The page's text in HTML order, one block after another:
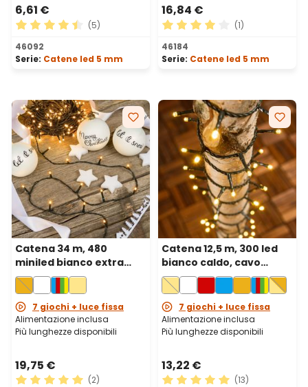
6,61 €
Valutazione media di 4.6 su 5 stelle
(5)
46092
Serie: Catene led 5 mm
16,84 €
Valutazione media di 4 su
(1)
46184
Serie: Catene led 5 mm
Catena 34 m, 480
miniled bianco extra
caldo, cavo verde
7 giochi + luce fissa
Alimentazione inclusa
Più lunghezze disponibili
19,75 €
(2)
Catena 12,5 m, 300 led
bianco caldo, cavo
verde
7 giochi + luce fissa
Alimentazione inclusa
Più lunghezze disponibili
13,22 €
(13)